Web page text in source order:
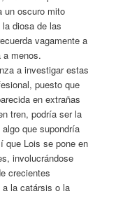
un oscuro mito
diosa de las
vagamente a
a menos.
a investigar estas
puesto que
en extrañas
tren, podría ser la
que supondría
que Lois se pone en
involucrándose
crecientes
a la catársis o la